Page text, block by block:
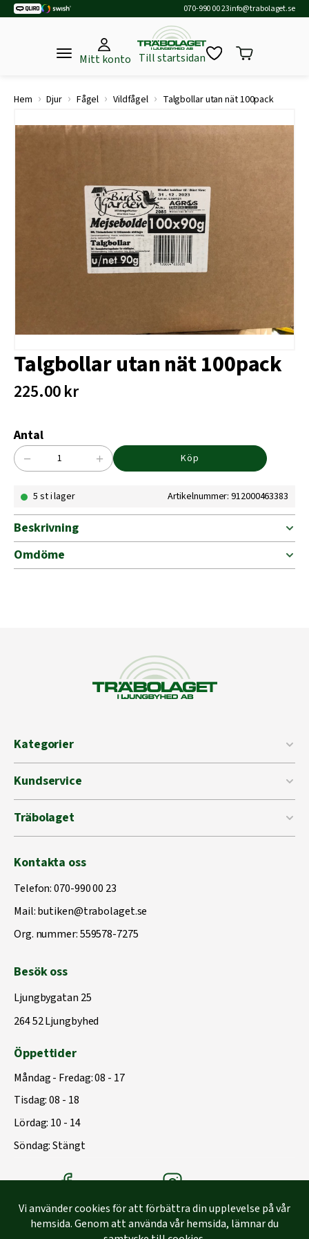
070-990 00 23info@trabolaget.se
Mitt konto Till startsidan
Hem › Djur › Fågel › Vildfågel › Talgbollar utan nät 100pack
Talgbollar utan nät 100pack
225.00kr
Antal
Talgbollar
nät
mängd
− + Köp
5 st i lager Artikelnummer: 912000463383
Beskrivning
Omdöme
Kategorier
Kundservice
Träbolaget
Kontakta oss
Telefon:070-990 00 23
Mail:butiken@trabolaget.se
Org. nummer: 559578-7275
Besök oss
Ljungbygatan 25
264 52 Ljungbyhed
Öppettider
Måndag - Fredag: 08 - 17
Tisdag: 08 - 18
Lördag: 10 - 14
Söndag: Stängt
Träbolagets FacebookTräbolagets instagram